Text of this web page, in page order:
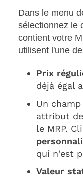
Dans le menu
sélectionnez le
contient votre
utilisent l'une
Prix
déjà égal
Un
attribut
le MRP.
qui n'est
Valeur